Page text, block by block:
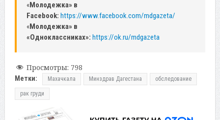
«Молодежка» в
Facebook: https://www.facebook.com/mdgazeta/
«Молодежка» в
«Одноклассниках»: https://ok.ru/mdgazeta
Просмотры: 798
Метки: Махачкала Минздрав Дагестана обследование
рак груди